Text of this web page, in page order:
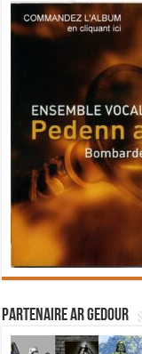
Partenaire Ar Gedour